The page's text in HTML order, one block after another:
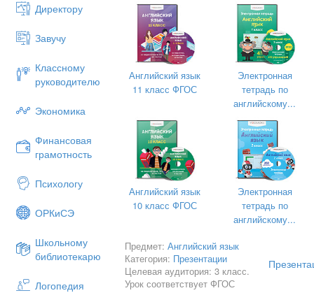
Директору
Завучу
Классному
руководителю
Экономика
Финансовая
грамотность
Психологу
ОРКиСЭ
Школьному
библиотекарю
Логопедия
Train from Romashkino.
Let's travel by train and enjoy it. Our
Are you ready? Let's start and take
Английский язык
11 класс ФГОС
Электронная
тетрадь по
английскому...
Английский язык
10 класс ФГОС
Электронная
тетрадь по
английскому...
Предмет:Английский язык
Категория: Презентации
Целевая аудитория: 3 класс.
Урок соответствует ФГОС